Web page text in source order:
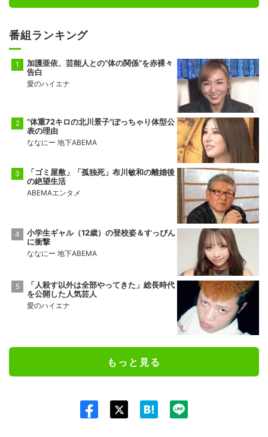
番組ランキング
加護亜依、芸能人との“体の関係”を赤裸々
告白
愛のハイエナ
“体重72キロの北川景子”ぽっちゃり体型公
表の理由
ななにー 地下ABEMA
「ゴミ屋敷」「孤独死」布川敏和の離婚後
の絶望生活
ABEMAエンタメ
小学生ギャル（12歳）の登校姿＆すっぴん
に衝撃
ななにー 地下ABEMA
「人殺す以外は全部やってきた」総長時代
を公開した人気芸人
愛のハイエナ
もっと見る